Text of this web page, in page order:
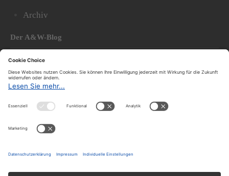
Archiv
Der A&W-Blog
DerA&W-Blog
hat sich in den vergangenen Jahren zu einem der
bedeutendsten politischen Blogs in Österreich
entwickelt.